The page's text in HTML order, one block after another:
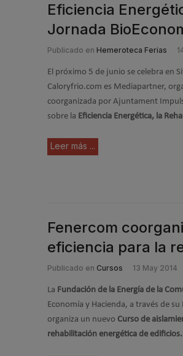
Eficiencia
Jornada
Publicado en Hemeroteca Ferias
El próximo 5 de junio se celebra en
Caloryfrio.com es Mediapartner,
coorganizada por Ajuntament
sobre la Eficiencia Energética, la
Leer más ...
Fenercom
eficiencia para la
Publicado en Cursos 13 May 2014
La Fundación de la Energía de la
Economía y Hacienda, a través de
organiza un nuevo Curso de
rehabilitación energética de edificios.